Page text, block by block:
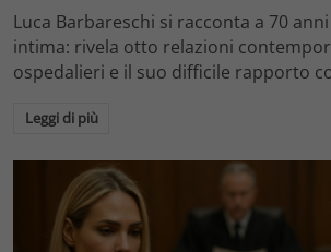
Luca Barbareschi si racconta a 70
intima: rivela otto relazioni
ospedalieri e il suo difficile rapporto
Leggi di più